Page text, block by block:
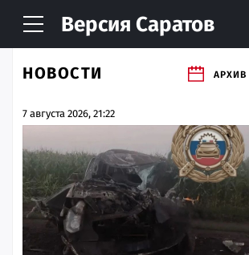
Версия Саратов
НОВОСТИ АРХИВ
7 августа 2026, 21:22